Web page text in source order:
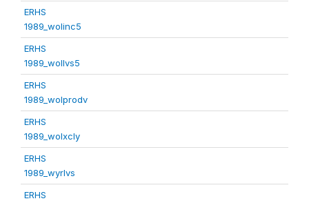
ERHS
1989_wolinc5
ERHS
1989_wollvs5
ERHS
1989_wolprodv
ERHS
1989_wolxcly
ERHS
1989_wyrlvs
ERHS